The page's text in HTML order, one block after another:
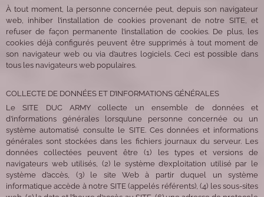
À tout moment, la personne concernée peut, depuis son navigateur
web, inhiber l’installation de cookies provenant de notre SITE, et
refuser de façon permanente l’installation de cookies. De plus, les
cookies déjà configurés peuvent être supprimés à tout moment de
son navigateur web ou via d’autres logiciels. Ceci est possible dans
tous les navigateurs web populaires.
COLLECTE DE DONNÉES ET D’INFORMATIONS GÉNÉRALES
Le SITE DUC ARMY collecte un ensemble de données et
d’informations générales lorsqu’une personne concernée ou un
système automatisé consulte le SITE. Ces données et informations
générales sont stockées dans les fichiers journaux du serveur. Les
données collectées peuvent être (1) les types et versions de
navigateurs web utilisés, (2) le système d’exploitation utilisé par le
système d’accès, (3) le site Web à partir duquel un système
informatique accède à notre SITE (appelés référents), (4) les sous-sites